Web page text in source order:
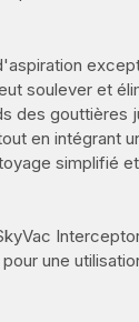
soulever et
des gouttières
en intégrant
simplifié
une